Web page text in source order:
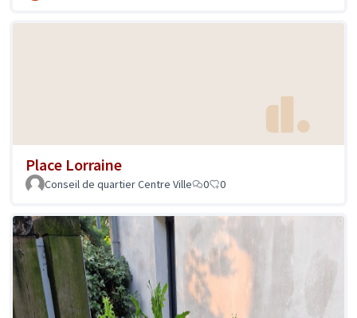
Place Lorraine
Conseil de quartier Centre Ville 0 0